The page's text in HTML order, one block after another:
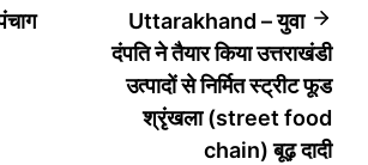
Uttarakhand – युवा
दंपति ने तैयार किया उत्तराखंडी
उत्पादों से निर्मित स्ट्रीट फूड
श्रृंखला (street food
chain) बूढ़ दादी